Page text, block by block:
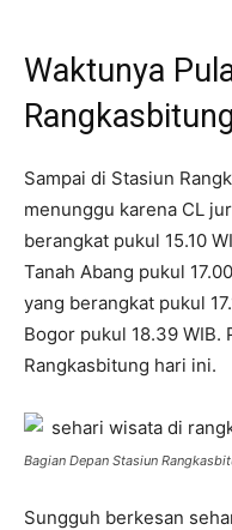
Waktunya
Rangkasbitung
Sampai di Stasiun
menunggu karena CL
berangkat pukul 15.10
Tanah Abang pukul
yang berangkat pukul
Bogor pukul 18.39 WIB.
Rangkasbitung hari ini.
Bagian Depan Stasiun
Sungguh berkesan